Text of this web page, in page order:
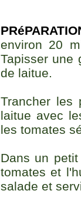
environ 20
Tapisser une
de laitue.
Trancher les
laitue avec
les tomates
Dans un
tomates et
salade et